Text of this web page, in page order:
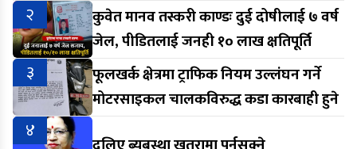
२
कुवेत मानव तस्करी काण्डः दुई दोषीलाई ७ वर्ष
जेल, पीडितलाई जनही १० लाख क्षतिपूर्ति
३
फूलखर्क क्षेत्रमा ट्राफिक नियम उल्लंघन गर्ने
मोटरसाइकल चालकविरुद्ध कडा कारबाही हुने
४